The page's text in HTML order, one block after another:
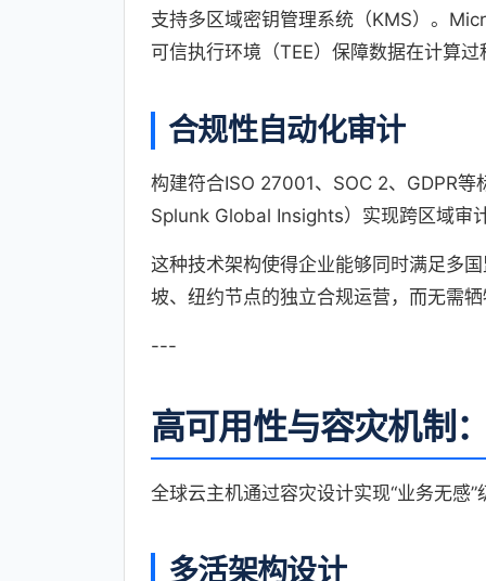
支持多区域密钥管理系统（KMS）。
可信执行环境（TEE）保障数据在计算
合规性自动化审计
构建符合ISO 27001、SOC 2、GDPR
Splunk Global Insights）实现跨区域审
这种技术架构使得企业能够同时满足多
坡、纽约节点的独立合规运营，而无需
---
高可用性与容灾机制
全球云主机通过容灾设计实现“业务无感
多活架构设计